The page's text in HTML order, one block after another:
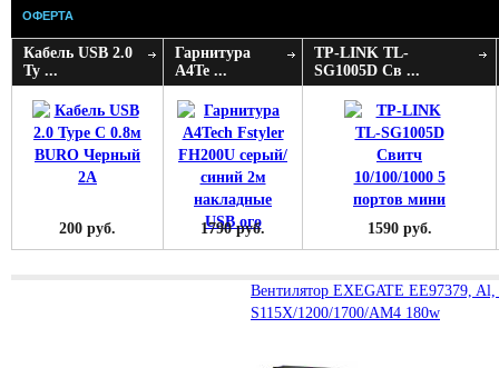
ОФЕРТА
Кабель USB 2.0
Ty ...
200 руб.
Гарнитура
A4Te ...
1790 руб.
TP-LINK TL-
SG1005D Св ...
1590 руб.
Вентилятор EXEGATE EE97379,
S115X/1200/1700/AM4 180w